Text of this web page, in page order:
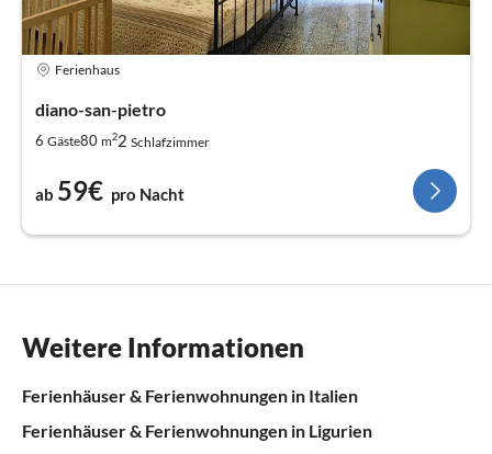
Ferienhaus
diano-san-pietro
6 Gäste80 m22 Schlafzimmer
ab 59€ pro Nacht
Weitere Informationen
Ferienhäuser & Ferienwohnungen in Italien
Ferienhäuser & Ferienwohnungen in Ligurien